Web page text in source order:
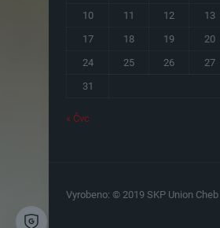
10
11 12 13
17
18 19 20
24
25 26 27
31
« Čvc
Vyrobeno: © 2019 SKP Union